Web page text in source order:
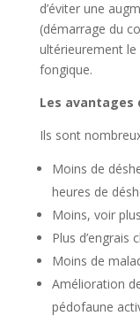
d’éviter une
(démarrage du
ultérieurement le
fongique.
Les avantages
Ils sont
Moins de
heures de
Moins, voir
Plus d’engrais
Moins de
Amélioration
pédofaune